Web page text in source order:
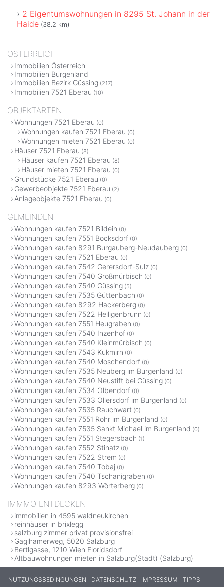
2 Eigentumswohnungen in 8295 St. Johann in der
Haide (38.2 km)
ÖSTERREICH
Immobilien Österreich
Immobilien Burgenland
Immobilien Bezirk Güssing (217)
Immobilien 7521 Eberau (10)
OBJEKTARTEN
Wohnungen 7521 Eberau (0)
Wohnungen kaufen 7521 Eberau (0)
Wohnungen mieten 7521 Eberau (0)
Häuser 7521 Eberau (8)
Häuser kaufen 7521 Eberau (8)
Häuser mieten 7521 Eberau (0)
Grundstücke 7521 Eberau (0)
Gewerbeobjekte 7521 Eberau (2)
Anlageobjekte 7521 Eberau (0)
GEMEINDEN
Wohnungen kaufen 7521 Bildein (0)
Wohnungen kaufen 7551 Bocksdorf (0)
Wohnungen kaufen 8291 Burgauberg-Neudauberg (0)
Wohnungen kaufen 7521 Eberau (0)
Wohnungen kaufen 7542 Gerersdorf-Sulz (0)
Wohnungen kaufen 7540 Großmürbisch (0)
Wohnungen kaufen 7540 Güssing (5)
Wohnungen kaufen 7535 Güttenbach (0)
Wohnungen kaufen 8292 Hackerberg (0)
Wohnungen kaufen 7522 Heiligenbrunn (0)
Wohnungen kaufen 7551 Heugraben (0)
Wohnungen kaufen 7540 Inzenhof (0)
Wohnungen kaufen 7540 Kleinmürbisch (0)
Wohnungen kaufen 7543 Kukmirn (0)
Wohnungen kaufen 7540 Moschendorf (0)
Wohnungen kaufen 7535 Neuberg im Burgenland (0)
Wohnungen kaufen 7540 Neustift bei Güssing (0)
Wohnungen kaufen 7534 Olbendorf (0)
Wohnungen kaufen 7533 Ollersdorf im Burgenland (0)
Wohnungen kaufen 7535 Rauchwart (0)
Wohnungen kaufen 7551 Rohr im Burgenland (0)
Wohnungen kaufen 7535 Sankt Michael im Burgenland (0)
Wohnungen kaufen 7551 Stegersbach (1)
Wohnungen kaufen 7552 Stinatz (0)
Wohnungen kaufen 7522 Strem (0)
Wohnungen kaufen 7540 Tobaj (0)
Wohnungen kaufen 7540 Tschanigraben (0)
Wohnungen kaufen 8293 Wörterberg (0)
IMMMO ENTDECKEN
immobilien in 4595 waldneukirchen
reinhäuser in brixlegg
salzburg zimmer privat provisionsfrei
Gaglhamerweg, 5020 Salzburg
Bertlgasse, 1210 Wien Floridsdorf
Altbauwohnungen mieten in Salzburg(Stadt) (Salzburg)
NUTZUNGSBEDINGUNGEN DATENSCHUTZ IMPRESSUM TIPPS